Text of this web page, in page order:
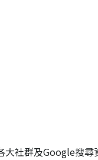
社群及Google搜尋